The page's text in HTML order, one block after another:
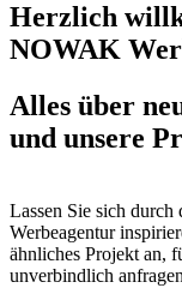
Herzlich
NOWAK
Alles über
und unsere
Lassen Sie sich
Werbeagentur
ähnliches Projekt an,
unverbindlich